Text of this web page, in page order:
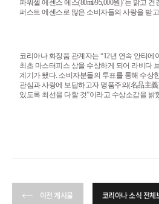
파워셀 에센스 에스(80ml/95,000원)’는 맑고 건
퍼스트 에센스로 많은 소비자들의 사랑을 받
코리아나 화장품 관계자는 “12년 연속 안티에
최초 마스터피스 상을 수상하게 되어 라비다
계기가 됐다. 소비자분들의 투표를 통해 수상
관심과 사랑에 보답하고자 명품주의(名品主義
있도록 최선을 다할 것”이라고 수상소감을 밝
이전 게시물 코리아나 소식 전체